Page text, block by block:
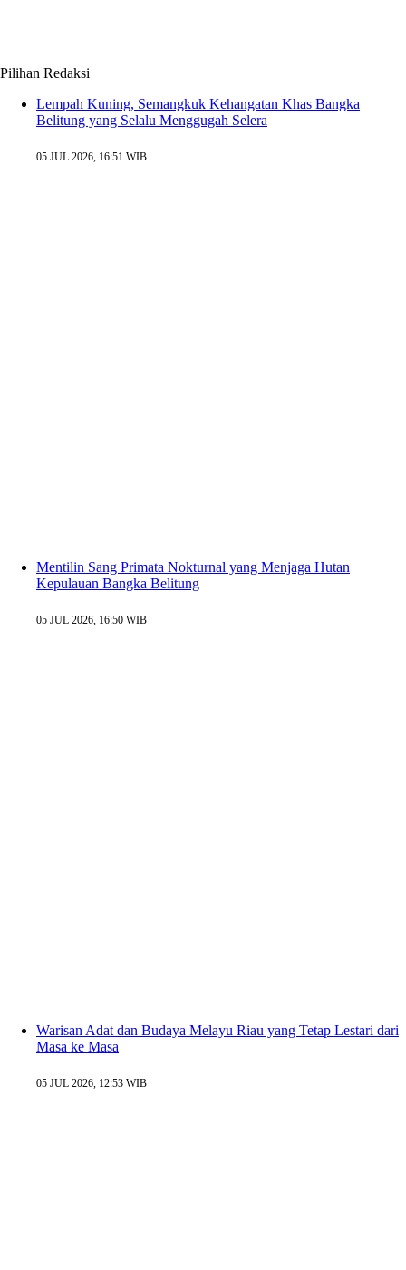
Pilihan Redaksi
Lempah Kuning, Semangkuk Kehangatan Khas Bangka
Belitung yang Selalu Menggugah Selera
05 JUL 2026, 16:51 WIB
Mentilin Sang Primata Nokturnal yang Menjaga Hutan
Kepulauan Bangka Belitung
05 JUL 2026, 16:50 WIB
Warisan Adat dan Budaya Melayu Riau yang Tetap Lestari dari
Masa ke Masa
05 JUL 2026, 12:53 WIB